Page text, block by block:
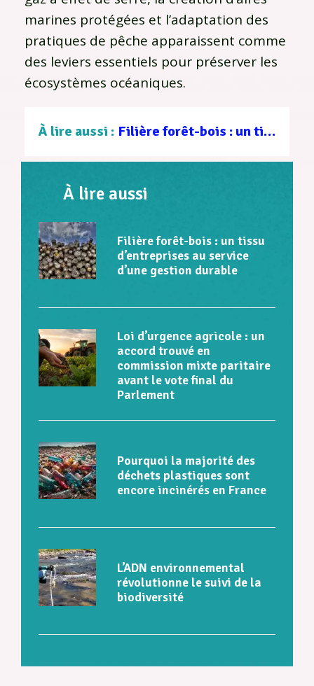
marines protégées et l’adaptation des
pratiques de pêche apparaissent comme
des leviers essentiels pour préserver les
écosystèmes océaniques.
À lire aussi : Filière forêt-bois : un tissu d’entreprises au service d’une gestion durable
À lire aussi
Filière forêt-bois : un tissu
d’entreprises au service
d’une gestion durable
Loi d’urgence agricole : un
accord trouvé en
commission mixte paritaire
avant le vote final du
Parlement
Pourquoi la majorité des
déchets plastiques sont
encore incinérés en France
L’ADN environnemental
révolutionne le suivi de la
biodiversité